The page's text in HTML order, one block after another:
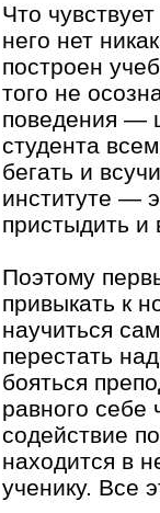
Что
него нет
построен
того не
поведения —
студента
бегать и
институте —
пристыдить и
Поэтому
привыкать к
научиться
перестать
бояться
равного себе
содействие
находится в
ученику. Все